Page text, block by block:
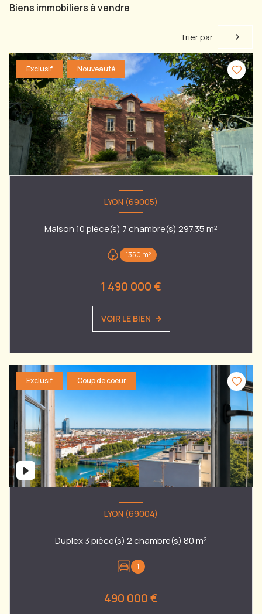
Biens immobiliers à vendre
Trier par
Exclusif Nouveauté
LYON (69005)
Maison 10 pièce(s) 7 chambre(s) 297.35 m²
1350 m²
1 490 000 €
VOIR LE BIEN
Exclusif Coup de coeur
LYON (69004)
Duplex 3 pièce(s) 2 chambre(s) 80 m²
1
490 000 €